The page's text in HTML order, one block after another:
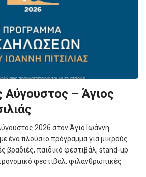
Αύγουστος – Άγιος
2026 στον Άγιο Ιωάννη
ένα πλούσιο πρόγραμμα για μικρούς
βραδιές, παιδικό φεστιβάλ, stand-up
φεστιβάλ, φιλανθρωπικές